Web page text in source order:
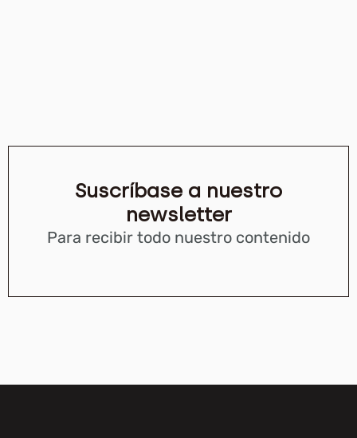
Suscríbase a nuestro
newsletter
Para recibir todo nuestro contenido